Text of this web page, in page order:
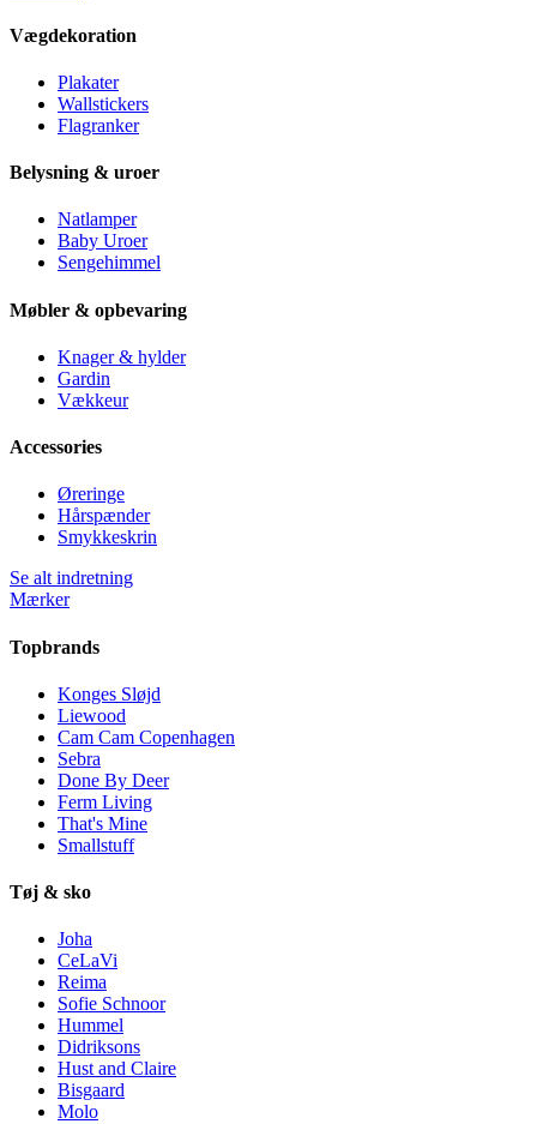
Vægdekoration
Plakater
Wallstickers
Flagranker
Belysning & uroer
Natlamper
Baby Uroer
Sengehimmel
Møbler & opbevaring
Knager & hylder
Gardin
Vækkeur
Accessories
Øreringe
Hårspænder
Smykkeskrin
Se alt indretning
Mærker
Topbrands
Konges Sløjd
Liewood
Cam Cam Copenhagen
Sebra
Done By Deer
Ferm Living
That's Mine
Smallstuff
Tøj & sko
Joha
CeLaVi
Reima
Sofie Schnoor
Hummel
Didriksons
Hust and Claire
Bisgaard
Molo